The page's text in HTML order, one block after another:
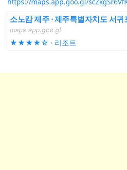
https://maps.app.goo.gl/
maps.app.goo.gl
★★★★☆ · 리조트